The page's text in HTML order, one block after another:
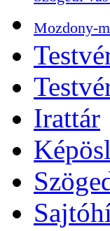
Mozdony-
Irattár